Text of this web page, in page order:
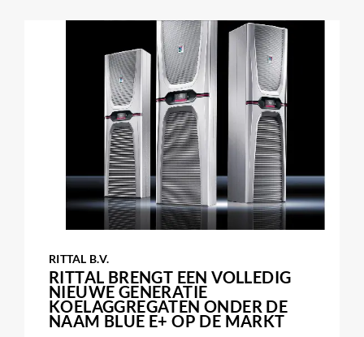
RITTAL B.V.
RITTAL BRENGT EEN VOLLEDIG
NIEUWE GENERATIE
KOELAGGREGATEN ONDER DE
NAAM BLUE E+ OP DE MARKT